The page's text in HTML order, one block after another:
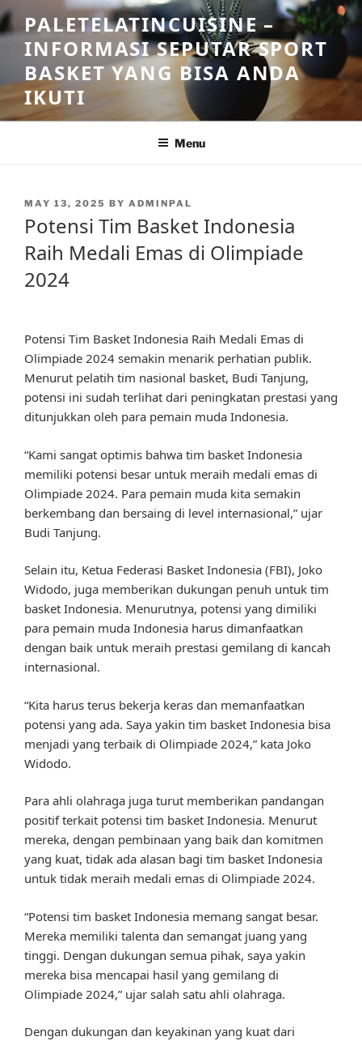
Skip
to
content
PALETELATINCUISINE –
INFORMASI SEPUTAR SPORT
BASKET YANG BISA ANDA
IKUTI
Menu
POSTED
MAY 13, 2025 BY ADMINPAL
Potensi Tim Basket Indonesia
Raih Medali Emas di Olimpiade
2024
Potensi Tim Basket Indonesia Raih Medali Emas di
Olimpiade 2024 semakin menarik perhatian publik.
Menurut pelatih tim nasional basket, Budi Tanjung,
potensi ini sudah terlihat dari peningkatan prestasi yang
ditunjukkan oleh para pemain muda Indonesia.
“Kami sangat optimis bahwa tim basket Indonesia
memiliki potensi besar untuk meraih medali emas di
Olimpiade 2024. Para pemain muda kita semakin
berkembang dan bersaing di level internasional,” ujar
Budi Tanjung.
Selain itu, Ketua Federasi Basket Indonesia (FBI), Joko
Widodo, juga memberikan dukungan penuh untuk tim
basket Indonesia. Menurutnya, potensi yang dimiliki
para pemain muda Indonesia harus dimanfaatkan
dengan baik untuk meraih prestasi gemilang di kancah
internasional.
“Kita harus terus bekerja keras dan memanfaatkan
potensi yang ada. Saya yakin tim basket Indonesia bisa
menjadi yang terbaik di Olimpiade 2024,” kata Joko
Widodo.
Para ahli olahraga juga turut memberikan pandangan
positif terkait potensi tim basket Indonesia. Menurut
mereka, dengan pembinaan yang baik dan komitmen
yang kuat, tidak ada alasan bagi tim basket Indonesia
untuk tidak meraih medali emas di Olimpiade 2024.
“Potensi tim basket Indonesia memang sangat besar.
Mereka memiliki talenta dan semangat juang yang
tinggi. Dengan dukungan semua pihak, saya yakin
mereka bisa mencapai hasil yang gemilang di
Olimpiade 2024,” ujar salah satu ahli olahraga.
Dengan dukungan dan keyakinan yang kuat dari